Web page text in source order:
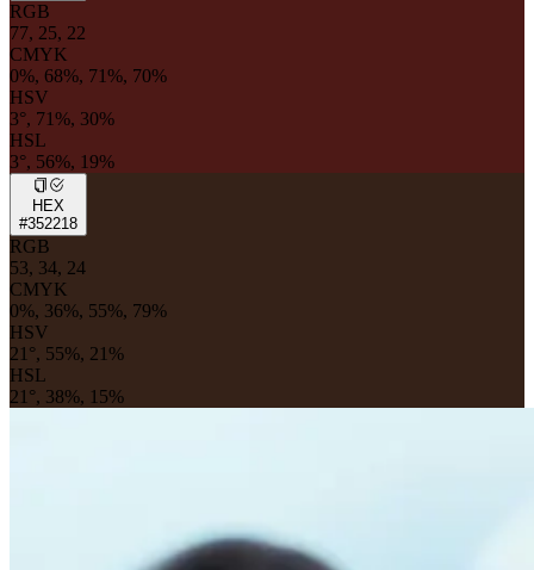
RGB
77, 25, 22
CMYK
0%, 68%, 71%, 70%
HSV
3°, 71%, 30%
HSL
3°, 56%, 19%
HEX
#352218
RGB
53, 34, 24
CMYK
0%, 36%, 55%, 79%
HSV
21°, 55%, 21%
HSL
21°, 38%, 15%